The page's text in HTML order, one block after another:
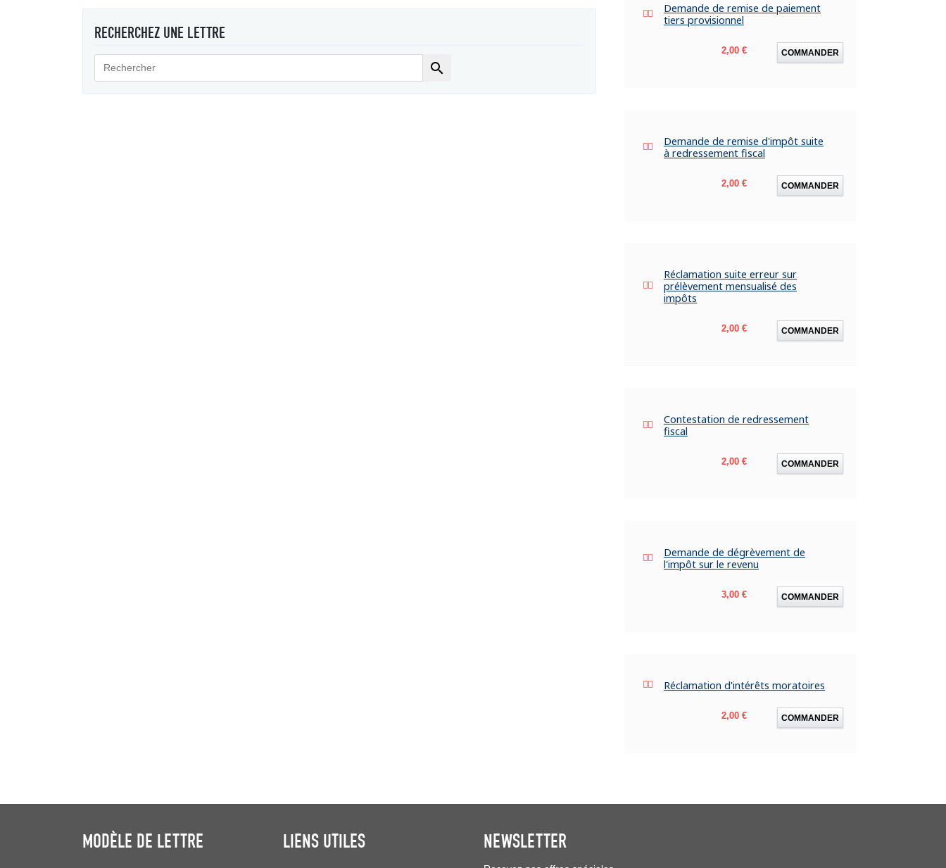
RECHERCHEZ UNE LETTRE

Demande de remise de paiement
tiers provisionnel
Prix
2,00 € COMMANDER
Demande de remise d'impôt suite
à redressement fiscal
Prix
2,00 € COMMANDER
Réclamation suite erreur sur
prélèvement mensualisé des
impôts
Prix
2,00 € COMMANDER
Contestation de redressement
fiscal
Prix
2,00 € COMMANDER
Demande de dégrèvement de
l'impôt sur le revenu
Prix
3,00 € COMMANDER
Réclamation d'intérêts moratoires
Prix
2,00 € COMMANDER
MODÈLE DE LETTRE LIENS UTILES NEWSLETTER